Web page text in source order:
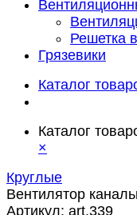
Решетка
Грязевики
Каталог
Каталог
×
Круглые
Вентилятор
Артикул: art.339